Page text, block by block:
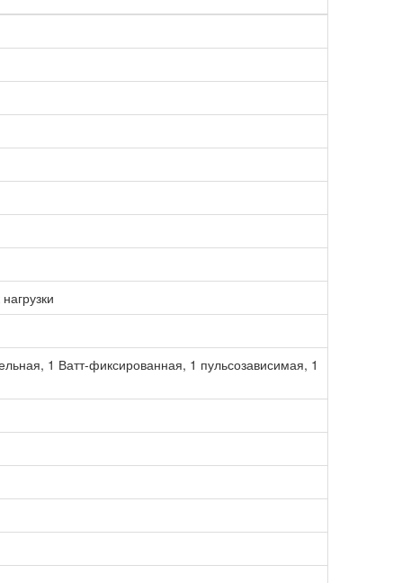
1 Ватт-фиксированная, 1 пульсозависимая, 1